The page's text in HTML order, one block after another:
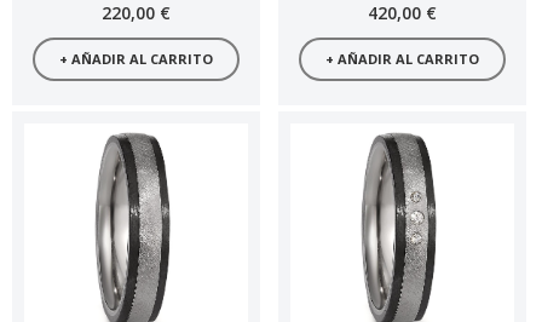
220,00 €
+ AÑADIR AL CARRITO
420,00 €
+ AÑADIR AL CARRITO